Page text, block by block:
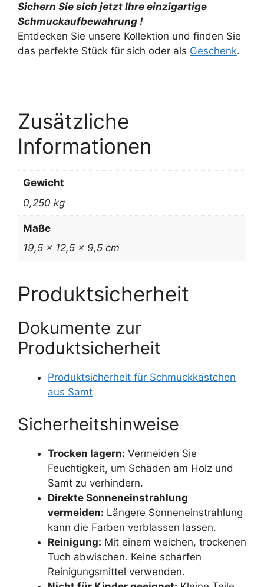
Sichern Sie sich jetzt Ihre einzigartige
Schmuckaufbewahrung !
Entdecken Sie unsere Kollektion und finden Sie
das perfekte Stück für sich oder als Geschenk.
Zusätzliche
Informationen
Gewicht
0,250 kg
Maße
19,5 × 12,5 × 9,5 cm
Produktsicherheit
Dokumente zur
Produktsicherheit
Produktsicherheit für Schmuckkästchen
aus Samt
Sicherheitshinweise
Trocken lagern: Vermeiden Sie
Feuchtigkeit, um Schäden am Holz und
Samt zu verhindern.
Direkte Sonneneinstrahlung
vermeiden: Längere Sonneneinstrahlung
kann die Farben verblassen lassen.
Reinigung: Mit einem weichen, trockenen
Tuch abwischen. Keine scharfen
Reinigungsmittel verwenden.